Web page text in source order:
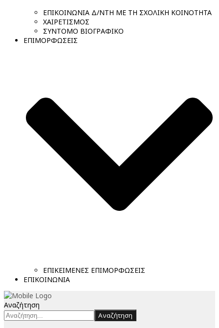
ΕΠΙΚΟΙΝΩΝΙΑ Δ/ΝΤΗ ΜΕ ΤΗ ΣΧΟΛΙΚΗ ΚΟΙΝΟΤΗΤΑ
ΧΑΙΡΕΤΙΣΜΟΣ
ΣΥΝΤΟΜΟ ΒΙΟΓΡΑΦΙΚΟ
ΕΠΙΜΟΡΦΩΣΕΙΣ
ΕΠΙΚΕΙΜΕΝΕΣ ΕΠΙΜΟΡΦΩΣΕΙΣ
ΕΠΙΚΟΙΝΩΝΙΑ
Αναζήτηση
Αναζήτηση